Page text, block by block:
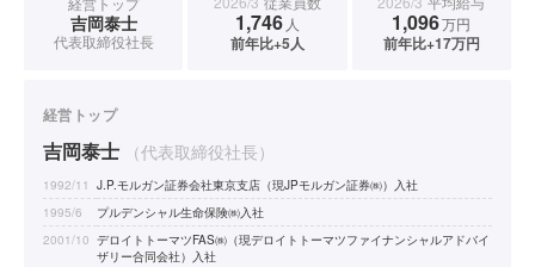
吉岡泰士
代表取締役社長
1,746 人
前年比+5人
1,096万円
前年比+17万円
経営トップ
吉岡泰士 （代表取締役社長）
1992/11 J.P.モルガン証券会社東京支店（現JPモルガン証券㈱）入社
1995/6
プルデンシャル生命保険㈱入社
2001/10 デロイトトーマツFAS㈱（現デロイトトーマツファイナンシャルアドバイ
ザリー合同会社）入社